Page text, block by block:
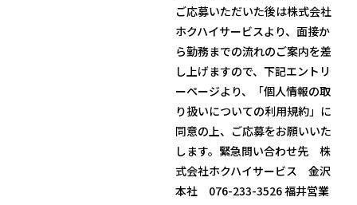
ご応募いただいた後は株式会社
ホクハイサービスより、面接か
ら勤務までの流れのご案内を差
し上げますので、下記エントリ
ーページより、「個人情報の取
り扱いについての利用規約」に
同意の上、ご応募をお願いいた
します。緊急問い合わせ先 株
式会社ホクハイサービス 金沢
本社 076-233-3526 福井営業